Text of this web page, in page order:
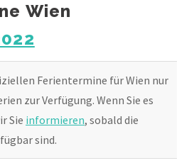
Wien
Ferientermine für Wien nur
zur Verfügung. Wenn Sie es
Sie informieren, sobald die
sind.